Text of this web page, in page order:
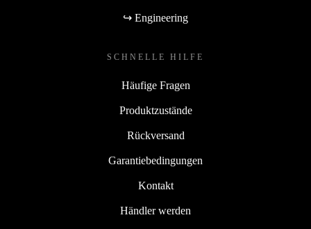
↪ Engineering
SCHNELLE HILFE
Häufige Fragen
Produktzustände
Rückversand
Garantiebedingungen
Kontakt
Händler werden